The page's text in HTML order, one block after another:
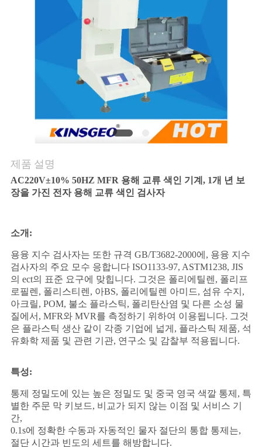
사
트
맵
PRIVACY
POLICY
제품 설명
AC220V±10% 50HZ MFR 용해 교류 색인 기계, 1개 년 보
장을 가진 전자 용해 교류 색인 검사자
소개:
용융 지수 검사자는 또한 규격 GB/T3682-2000에, 용융 지수
검사자의 주요 모수 응합니다 ISO1133-97, ASTM1238, JIS
의 ect의 표준 요구에 맞힙니다. 그것은 폴리에틸렌, 폴리프
로필렌, 폴리스티렌, 아BS, 폴리에틸렌 아미드, 섬유 수지,
아크릴, POM, 불소 플라스틱, 폴리탄산염 및 다른 소성 물
질에서, MFR와 MVR를 측정하기 위하여 이용됩니다. 그것
은 플라스틱 생산 같이 각종 기업에 넓게, 플라스틱 제품, 석
유화학 제품 및 관련 기관, 연구소 및 감찰부 적용됩니다.
특성:
통제 정밀도에 있는 높은 정밀도 및 중국 영국 색깔 통제, 특
별한 주문 막 키보드, 비교가 되지 않는 이점 및 서비스 기
간,
0.1s에 정확한 수동과 자동적인 물자 절단의 통합 통제는,
절단 시간과 빈도의 세트를 해방합니다.